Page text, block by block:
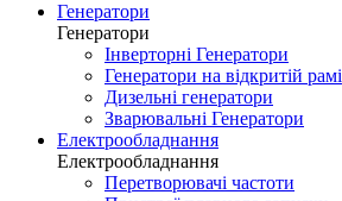
Генератори
Генератори
Інверторні Генератори
Генератори на відкритій рамі
Дизельні генератори
Зварювальні Генератори
Електрообладнання
Електрообладнання
Перетворювачі частоти